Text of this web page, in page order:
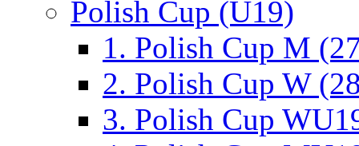
Polish Cup (U19)
1. Polish Cup M
2. Polish Cup W
3. Polish Cup